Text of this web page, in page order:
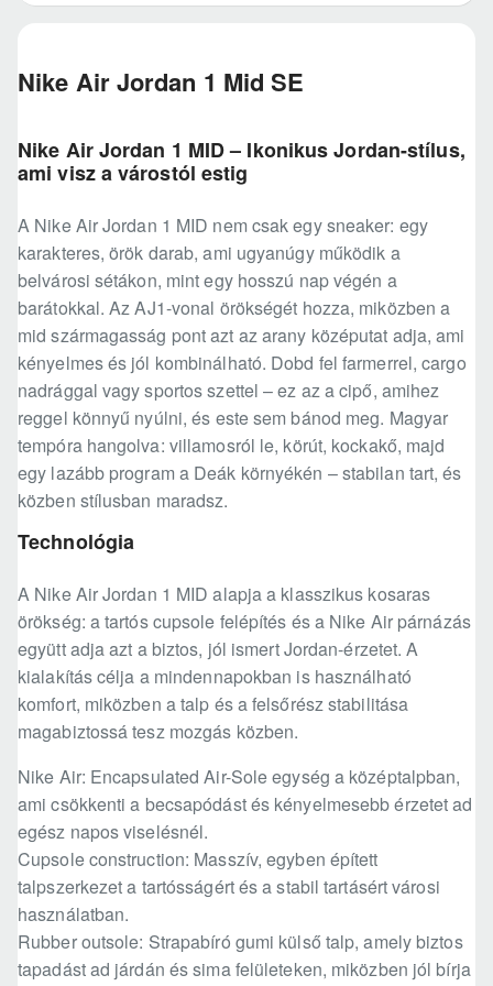
Nike Air Jordan 1 Mid SE
Nike Air Jordan 1 MID – Ikonikus Jordan-stílus,
ami visz a várostól estig
A Nike Air Jordan 1 MID nem csak egy sneaker: egy
karakteres, örök darab, ami ugyanúgy működik a
belvárosi sétákon, mint egy hosszú nap végén a
barátokkal. Az AJ1-vonal örökségét hozza, miközben a
mid szármagasság pont azt az arany középutat adja, ami
kényelmes és jól kombinálható. Dobd fel farmerrel, cargo
nadrággal vagy sportos szettel – ez az a cipő, amihez
reggel könnyű nyúlni, és este sem bánod meg. Magyar
tempóra hangolva: villamosról le, körút, kockakő, majd
egy lazább program a Deák környékén – stabilan tart, és
közben stílusban maradsz.
Technológia
A Nike Air Jordan 1 MID alapja a klasszikus kosaras
örökség: a tartós cupsole felépítés és a Nike Air párnázás
együtt adja azt a biztos, jól ismert Jordan-érzetet. A
kialakítás célja a mindennapokban is használható
komfort, miközben a talp és a felsőrész stabilitása
magabiztossá tesz mozgás közben.
Nike Air: Encapsulated Air-Sole egység a középtalpban,
ami csökkenti a becsapódást és kényelmesebb érzetet ad
egész napos viselésnél.
Cupsole construction: Masszív, egyben épített
talpszerkezet a tartósságért és a stabil tartásért városi
használatban.
Rubber outsole: Strapabíró gumi külső talp, amely biztos
tapadást ad járdán és sima felületeken, miközben jól bírja